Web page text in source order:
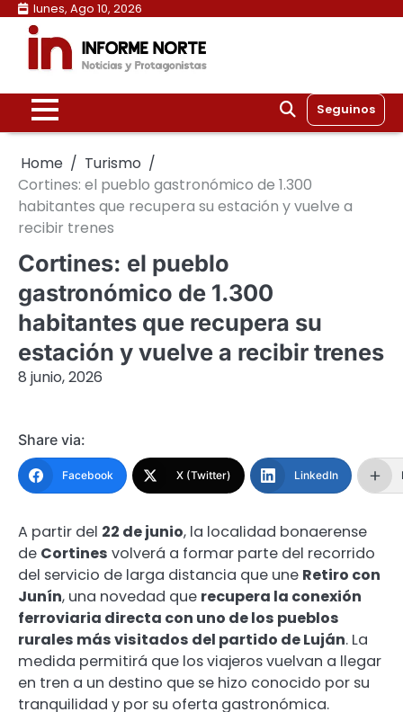
Skip
content
lunes, Ago 10, 2026
Seguinos
Home
Turismo
Cortines: el pueblo gastronómico de 1.300
habitantes que recupera su estación y vuelve a
recibir trenes
Cortines: el pueblo
gastronómico de 1.300
habitantes que recupera su
estación y vuelve a recibir trenes
8 junio, 2026
Share via:
Facebook X (Twitter) LinkedIn
A partir del 22 de junio, la localidad bonaerense
de Cortines volverá a formar parte del recorrido
del servicio de larga distancia que une Retiro con
Junín, una novedad que recupera la conexión
ferroviaria directa con uno de los pueblos
rurales más visitados del partido de Luján. La
medida permitirá que los viajeros vuelvan a llegar
en tren a un destino que se hizo conocido por su
tranquilidad y por su oferta gastronómica.